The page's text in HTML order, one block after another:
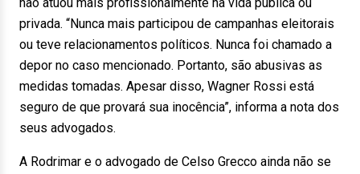
privada. “Nunca mais participou de campanhas eleitorais
ou teve relacionamentos políticos. Nunca foi chamado a
depor no caso mencionado. Portanto, são abusivas as
medidas tomadas. Apesar disso, Wagner Rossi está
seguro de que provará sua inocência”, informa a nota dos
seus advogados.
A Rodrimar e o advogado de Celso Grecco ainda não se